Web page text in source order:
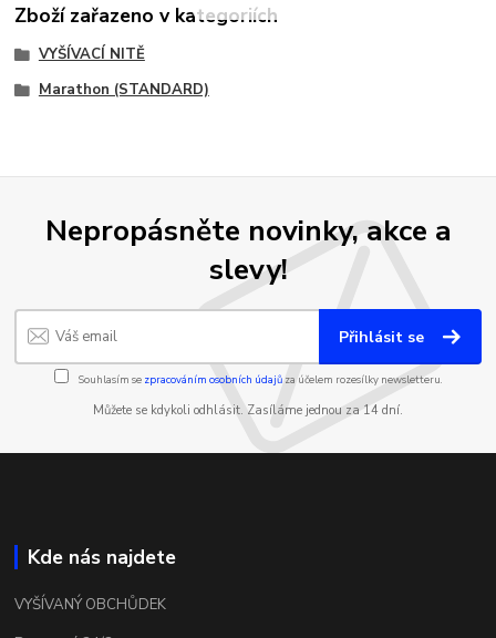
Zboží zařazeno v kategoriích
VYŠÍVACÍ NITĚ
Marathon (STANDARD)
Nepropásněte novinky, akce a
slevy!
Přihlásit se
Souhlasím se zpracováním osobních údajůza účelem rozesílky newsletteru.
Můžete se kdykoli odhlásit. Zasíláme jednou za 14 dní.
Kde nás najdete
VYŠÍVANÝ OBCHŮDEK